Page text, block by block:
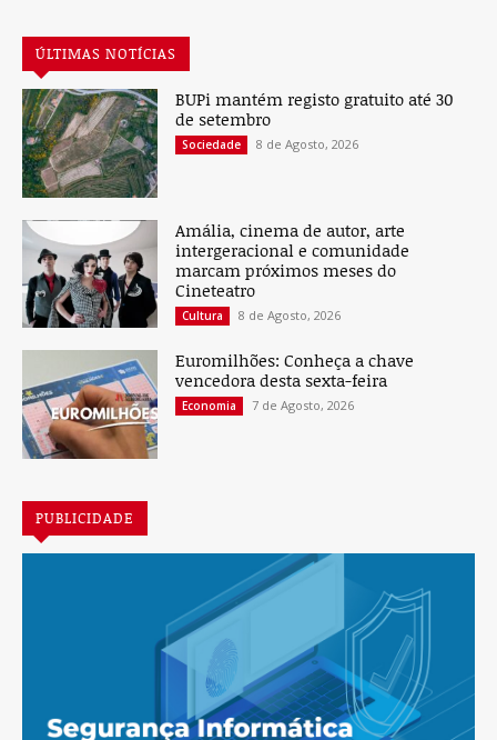
ÚLTIMAS NOTÍCIAS
BUPi mantém registo gratuito até 30
de setembro
Sociedade 8 de Agosto, 2026
Amália, cinema de autor, arte
intergeracional e comunidade
marcam próximos meses do
Cineteatro
Cultura 8 de Agosto, 2026
Euromilhões: Conheça a chave
vencedora desta sexta-feira
Economia 7 de Agosto, 2026
PUBLICIDADE